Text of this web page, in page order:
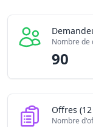
Indice de tension
Nombre de
90
Offres
Nombre